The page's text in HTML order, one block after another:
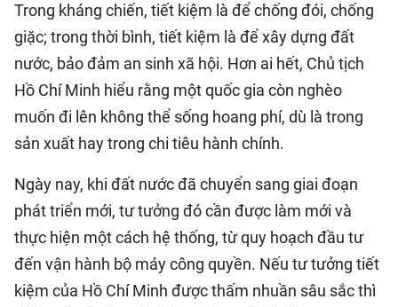
Trong kháng chiến, tiết kiệm là để chống đói, chống
giặc; trong thời bình, tiết kiệm là để xây dựng đất
nước, bảo đảm an sinh xã hội. Hơn ai hết, Chủ tịch
Hồ Chí Minh hiểu rằng một quốc gia còn nghèo
muốn đi lên không thể sống hoang phí, dù là trong
sản xuất hay trong chi tiêu hành chính.
Ngày nay, khi đất nước đã chuyển sang giai đoạn
phát triển mới, tư tưởng đó cần được làm mới và
thực hiện một cách hệ thống, từ quy hoạch đầu tư
đến vận hành bộ máy công quyền. Nếu tư tưởng tiết
kiệm của Hồ Chí Minh được thấm nhuần sâu sắc thì